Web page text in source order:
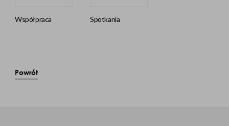
współpraca spotkania
Powrót